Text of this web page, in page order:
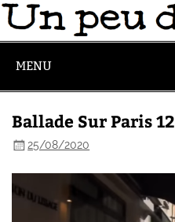
MENU
Ballade Sur Paris 12
25/08/2020